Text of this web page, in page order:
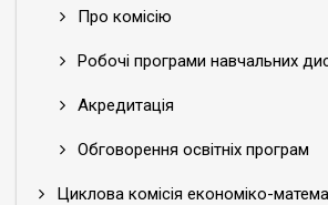
Про комісію
Робочі програми навчальних
Акредитація
Обговорення освітніх програм
Циклова комісія економіко-